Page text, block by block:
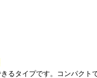
るタイプです。コンパクト